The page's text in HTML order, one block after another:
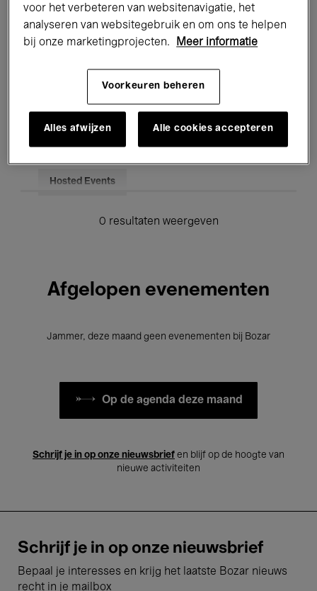
Jazz Klassieke Muziek Global Music
Onderwijs Rondleidingen
Hosted Events
0 resultaten weergeven
Afgelopen evenementen
Jammer, deze maand geen evenementen bij Bozar
Op de agenda deze maand
Schrijf je in op onze nieuwsbrief en blijf op de hoogte van
nieuwe activiteiten
Schrijf je in op onze nieuwsbrief
Bepaal je interesses en krijg het laatste Bozar nieuws
recht in je mailbox
voor het verbeteren van websitenavigatie, het
analyseren van websitegebruik en om ons te helpen
bij onze marketingprojecten.
Meer informatie
Voorkeuren beheren
Alles afwijzen Alle cookies accepteren